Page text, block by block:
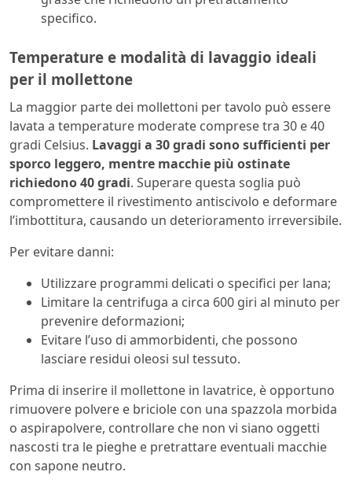
specifico.
Temperature e modalità di lavaggio ideali
per il mollettone
La maggior parte dei mollettoni per tavolo può essere
lavata a temperature moderate comprese tra 30 e 40
gradi Celsius. Lavaggi a 30 gradi sono sufficienti per
sporco leggero, mentre macchie più ostinate
richiedono 40 gradi. Superare questa soglia può
compromettere il rivestimento antiscivolo e deformare
l’imbottitura, causando un deterioramento irreversibile.
Per evitare danni:
Utilizzare programmi delicati o specifici per lana;
Limitare la centrifuga a circa 600 giri al minuto per
prevenire deformazioni;
Evitare l’uso di ammorbidenti, che possono
lasciare residui oleosi sul tessuto.
Prima di inserire il mollettone in lavatrice, è opportuno
rimuovere polvere e briciole con una spazzola morbida
o aspirapolvere, controllare che non vi siano oggetti
nascosti tra le pieghe e pretrattare eventuali macchie
con sapone neutro.